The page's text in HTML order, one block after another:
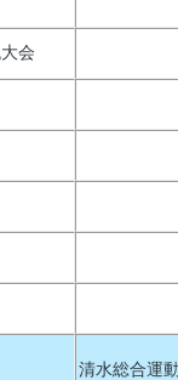
会
清水総合運